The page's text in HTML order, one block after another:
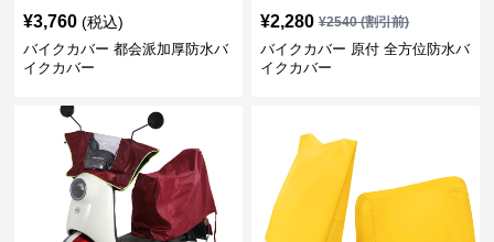
¥3,760 (税込)
バイクカバー 都会派加厚防水バ
イクカバー
¥2,280 ¥2540(割引前)
バイクカバー 原付 全方位防水バ
イクカバー